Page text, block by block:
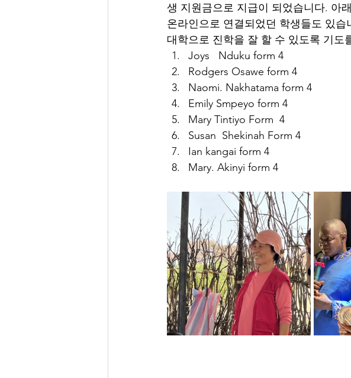
생 지원금으로 지급이 되었습니다. 아
온라인으로 연결되었던 학생들도 있
대학으로 진학을 잘 할 수 있도록 기도
Joys   Nduku form 4
Rodgers Osawe form 4
Naomi. Nakhatama form 4
Emily Smpeyo form 4
Mary Tintiyo Form  4
Susan  Shekinah Form 4
Ian kangai form 4
Mary. Akinyi form 4